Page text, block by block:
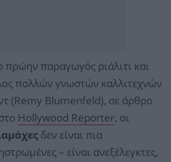
παραγωγός ριάλιτι και
πολλών γνωστών καλλιτεχνών
(Remy Blumenfeld), σε άρθρο
Hollywood Reporter, οι
δεν είναι πια
– είναι ανεξέλεγκτες,